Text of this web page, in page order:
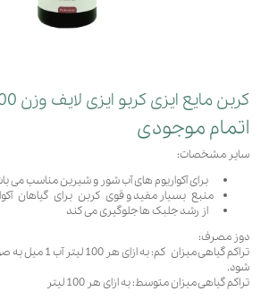
کربن مایع ایزی کربو ایزی لایف وزن 100 میلی لیتر
اتمام موجودی
سایر مشخصات:
برای آکواریوم های آب شور و شیرین مناسب می
منبع بسیار مفید و قوی کربن برای گیاهان
از رشد جلبک ها جلوگیری می کند
دوز مصرف:
تراکم گیاهی میزان کم:
شود.
تراکم گیاهی میزان متوسط: به ازای هر 100 لیتر